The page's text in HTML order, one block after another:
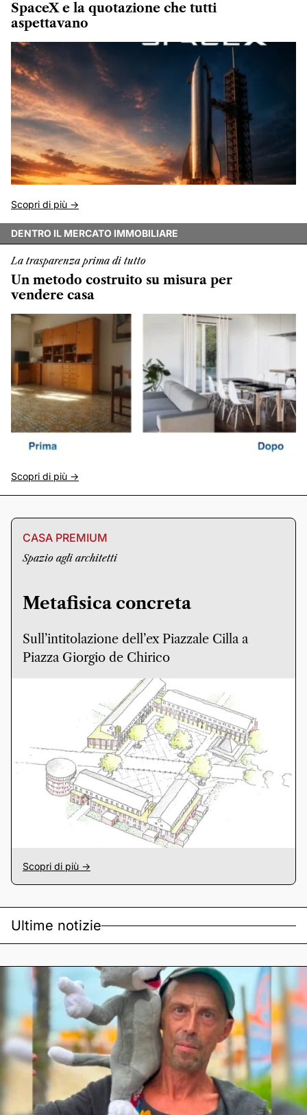
SpaceX e la quotazione che tutti
aspettavano
Scopri di più ->
DENTRO IL MERCATO IMMOBILIARE
La trasparenza prima di tutto
Un metodo costruito su misura per
vendere casa
Scopri di più ->
CASA PREMIUM
Spazio agli architetti
Metafisica concreta
Sull’intitolazione dell’ex Piazzale Cilla a
Piazza Giorgio de Chirico
Scopri di più ->
Ultime notizie